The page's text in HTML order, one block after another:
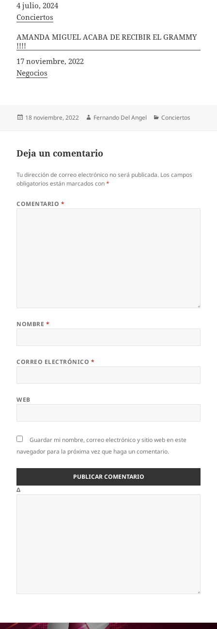
Fecha
4 julio, 2024
In relation to
Conciertos
AMANDA MIGUEL ACABA DE RECIBIR EL GRAMMY
!!!!
Fecha
17 noviembre, 2022
In relation to
Negocios
Publicado
18 noviembre, 2022 Autor
Fernando Del Angel Categorías
Conciertos
Deja un comentario
Tu dirección de correo electrónico no será publicada. Los campos
obligatorios están marcados con*
COMENTARIO *
NOMBRE *
CORREO ELECTRÓNICO *
WEB
Guardar mi nombre, correo electrónico y sitio web en este
navegador para la próxima vez que haga un comentario.
Δ